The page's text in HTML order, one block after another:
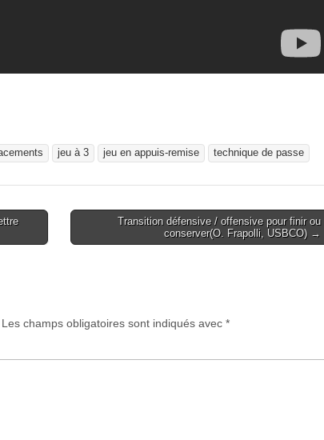
jeu à 3 jeu en appuis-remise technique de passe
Transition défensive / offensive pour finir ou
conserver(O. Frapolli, USBCO) →
Les champs obligatoires sont indiqués avec *